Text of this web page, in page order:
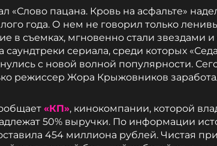
«Слово пацана. Кровь на асфальте»
года. О нем не говорил только
в съемках, мгновенно стали
саундтреки сериала, среди которых
с новой волной популярности.
режиссер Жора Крыжовников
«КП», кинокомпании, которой
50% выручки. По информации
454 миллиона рублей. Чистая